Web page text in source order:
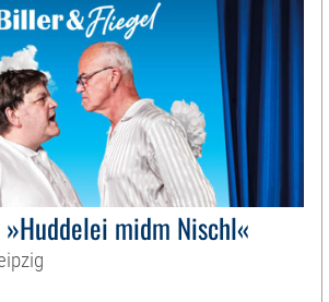
midm Nischl«